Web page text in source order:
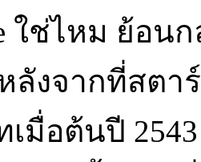
ใช่ไหม ย้อ
ลังจากที่สตา
มื่อต้นปี